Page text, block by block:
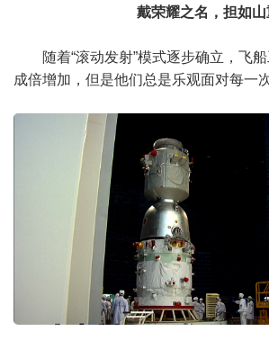
戴荣耀之名，担如
随着“滚动发射”模式逐步确立，飞
成倍增加，但是他们总是乐观面对每一